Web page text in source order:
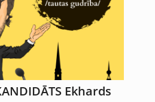
Ekhards